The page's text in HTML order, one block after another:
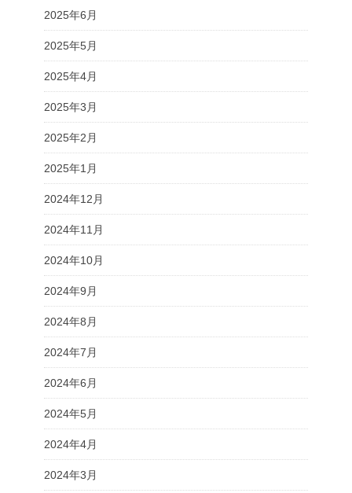
2025年6月
2025年5月
2025年4月
2025年3月
2025年2月
2025年1月
2024年12月
2024年11月
2024年10月
2024年9月
2024年8月
2024年7月
2024年6月
2024年5月
2024年4月
2024年3月